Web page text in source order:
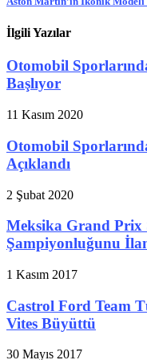
İlgili Yazılar
Otomobil
Başlıyor
11 Kasım 2020
Otomobil
Açıklandı
2 Şubat 2020
Meksika Grand Prix
Şampiyonluğunu
1 Kasım 2017
Castrol Ford Team
Vites Büyüttü
30 Mayıs 2017